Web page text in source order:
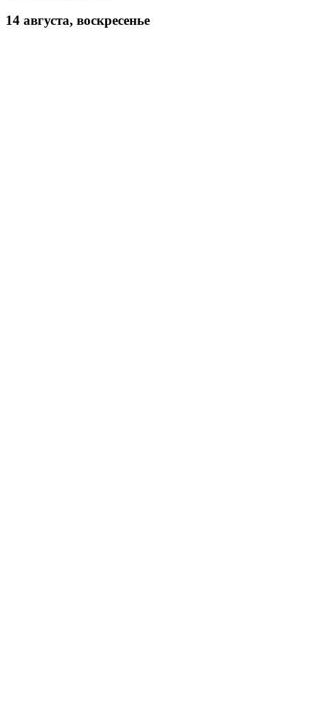
14 августа, воскресенье